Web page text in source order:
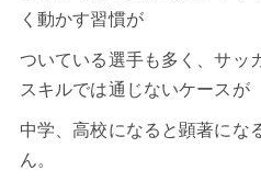
く動かす習慣が
ついている選手も多く、サッ
スキルでは通じないケースが
中学、高校になると顕著にな
ん。